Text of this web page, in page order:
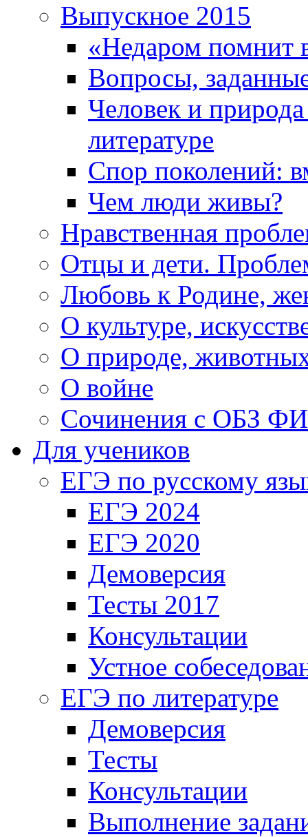
Выпускное 2015
«Недаром помнит
Вопросы,
Человек и
литературе
Спор поколений:
Чем люди живы?
Нравственная
Отцы и дети.
Любовь к Родине,
О культуре,
О природе,
О войне
Сочинения с ОБЗ
Для учеников
ЕГЭ по русскому
ЕГЭ 2024
ЕГЭ 2020
Демоверсия
Тесты 2017
Консультации
Устное
ЕГЭ по литературе
Демоверсия
Тесты
Консультации
Выполнение